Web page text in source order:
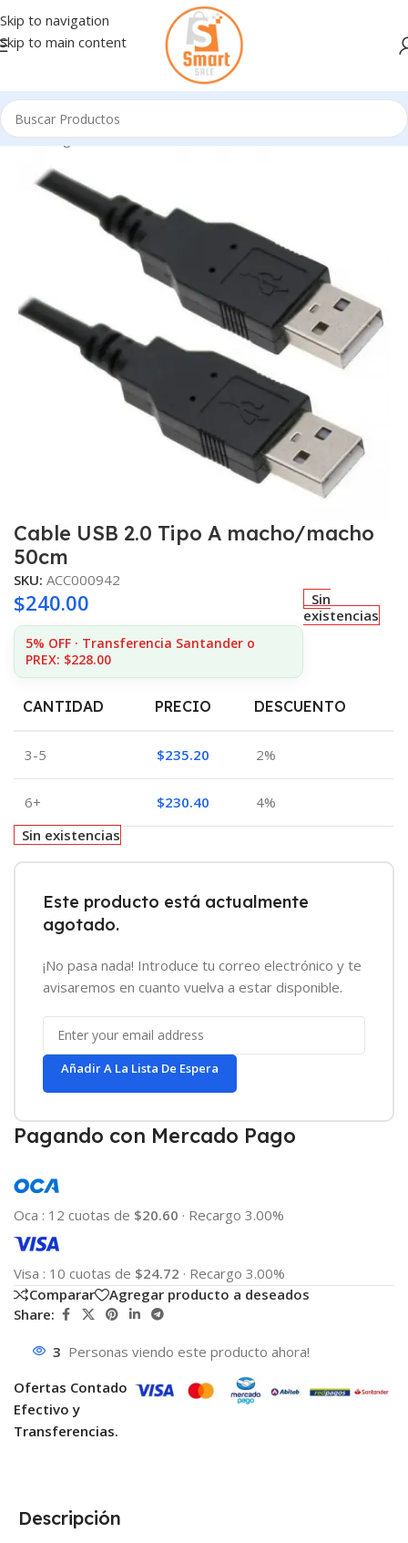
Skip to navigation
Skip to main content
Inicio/Ingresando
Cable USB 2.0 Tipo A macho/macho
50cm
SKU: ACC000942
$240.00
5% OFF · Transferencia Santander o
PREX: $228.00
Sin
existencias
CANTIDAD PRECIO DESCUENTO
3-5 $235.20 2%
6+ $230.40
4%
Sin existencias
Este producto está actualmente
agotado.
¡No pasa nada! Introduce tu correo electrónico y te
avisaremos en cuanto vuelva a estar disponible.
Añadir A La Lista De Espera
Pagando con Mercado Pago
Oca : 12 cuotas de $20.60 · Recargo 3.00%
Visa : 10 cuotas de $24.72 · Recargo 3.00%
Comparar
Agregar producto a deseados
Share:
3 Personas viendo este producto ahora!
Ofertas Contado
Efectivo y
Transferencias.
Descripción